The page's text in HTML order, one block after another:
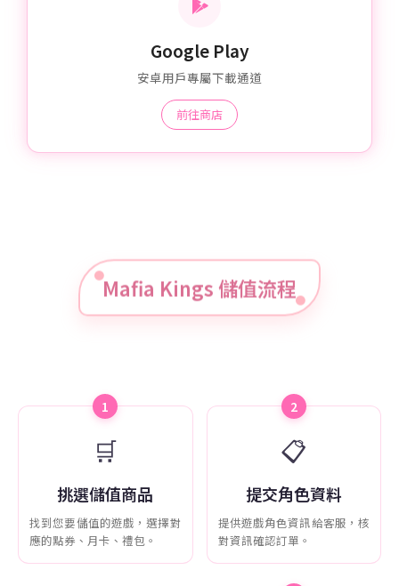
Google Play
安卓用戶專屬下載通道
前往商店
Mafia Kings 儲值流程
1
🛒
挑選儲值商品
找到您要儲值的遊戲，選擇對
應的點券、月卡、禮包。
2
📋
提交角色資料
提供遊戲角色資訊給客服，核
對資訊確認訂單。